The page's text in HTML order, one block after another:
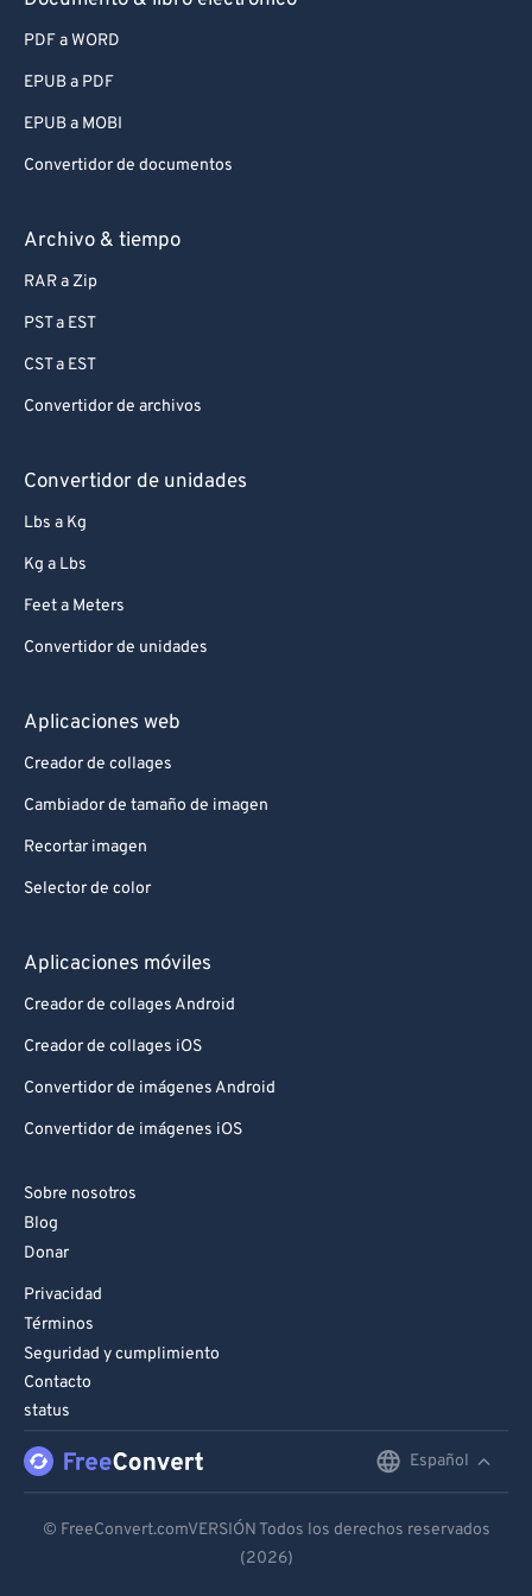
PDF a WORD
EPUB a PDF
EPUB a MOBI
Convertidor de documentos
Archivo & tiempo
RAR a Zip
PST a EST
CST a EST
Convertidor de archivos
Convertidor de unidades
Lbs a Kg
Kg a Lbs
Feet a Meters
Convertidor de unidades
Aplicaciones web
Creador de collages
Cambiador de tamaño de imagen
Recortar imagen
Selector de color
Aplicaciones móviles
Creador de collages Android
Creador de collages iOS
Convertidor de imágenes Android
Convertidor de imágenes iOS
Sobre nosotros
Blog
Donar
Privacidad
Términos
Seguridad y cumplimiento
Contacto
status
Español
Español
© FreeConvert.comVERSIÓN Todos los derechos reservados
(2026)